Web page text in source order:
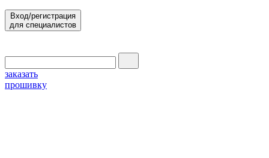
Вход/регистрация
для специалистов
заказать
прошивку